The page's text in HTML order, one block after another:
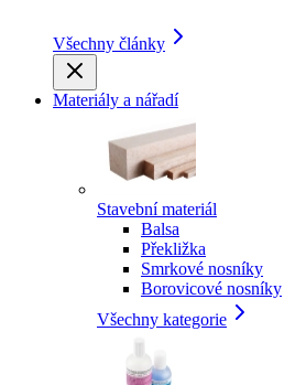
Všechny články
Materiály a nářadí
Stavební materiál
Balsa
Překližka
Smrkové nosníky
Borovicové nosníky
Všechny kategorie